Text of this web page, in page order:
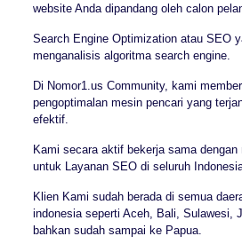
website Anda dipandang oleh calon
Search Engine Optimization atau SEO
menganalisis algoritma search engine.
Di Nomor1.us Community, kami
pengoptimalan mesin pencari yang
efektif.
Kami secara aktif bekerja sama
untuk Layanan SEO di seluruh
Klien Kami sudah berada di semua
indonesia seperti Aceh, Bali, Sulawesi,
bahkan sudah sampai ke Papua.